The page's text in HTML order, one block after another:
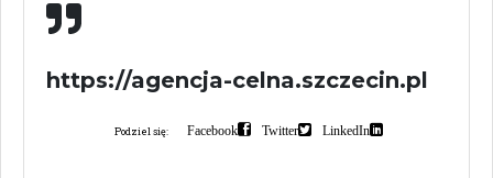
https://agencja-celna.szczecin.pl
Podziel się: Facebook Twitter LinkedIn